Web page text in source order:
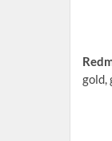
gold,